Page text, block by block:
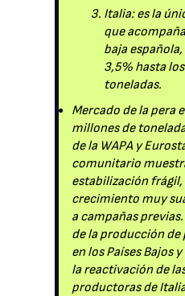
Italia: es la
que
baja
3,5% hasta
toneladas.
Mercado de la pera
millones de
de la WAPA y
comunitario
estabilización frágil,
crecimiento muy
a campañas
de la producción de
en los Países Bajos
la reactivación de
productoras de